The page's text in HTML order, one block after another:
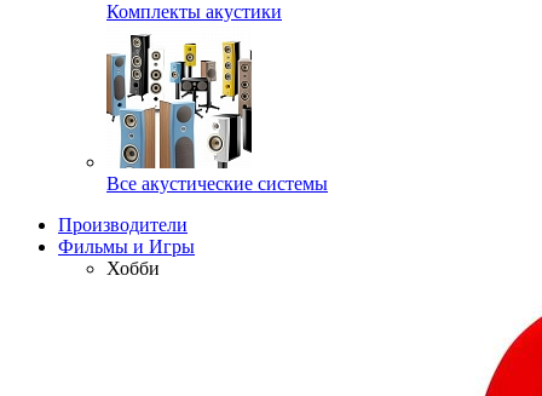
Комплекты акустики
Все акустические системы
Производители
Фильмы и Игры
Хобби